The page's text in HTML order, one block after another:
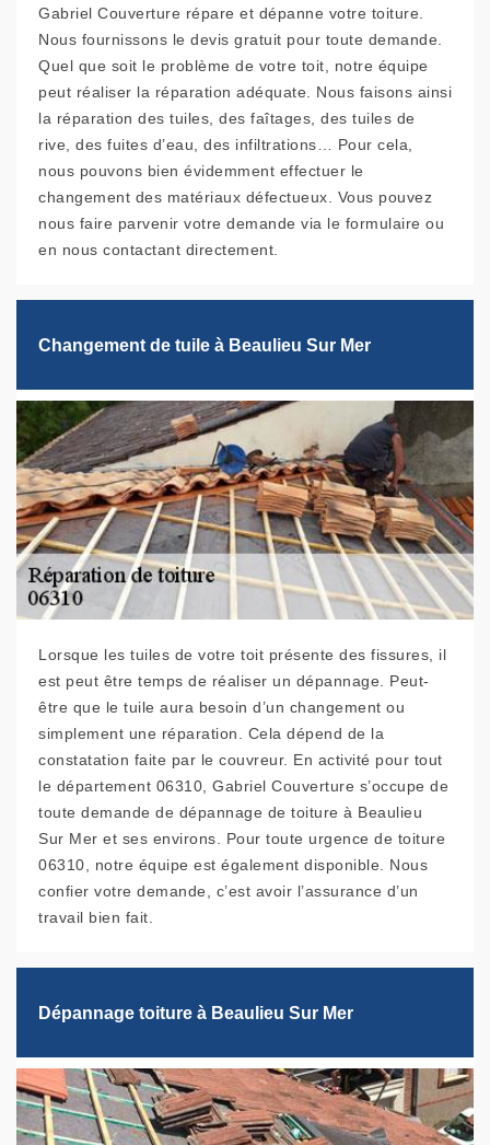
Gabriel Couverture répare et dépanne votre toiture.
Nous fournissons le devis gratuit pour toute demande.
Quel que soit le problème de votre toit, notre équipe
peut réaliser la réparation adéquate. Nous faisons ainsi
la réparation des tuiles, des faîtages, des tuiles de
rive, des fuites d’eau, des infiltrations… Pour cela,
nous pouvons bien évidemment effectuer le
changement des matériaux défectueux. Vous pouvez
nous faire parvenir votre demande via le formulaire ou
en nous contactant directement.
Changement de tuile à Beaulieu Sur Mer
Lorsque les tuiles de votre toit présente des fissures, il
est peut être temps de réaliser un dépannage. Peut-
être que le tuile aura besoin d’un changement ou
simplement une réparation. Cela dépend de la
constatation faite par le couvreur. En activité pour tout
le département 06310, Gabriel Couverture s’occupe de
toute demande de dépannage de toiture à Beaulieu
Sur Mer et ses environs. Pour toute urgence de toiture
06310, notre équipe est également disponible. Nous
confier votre demande, c’est avoir l’assurance d’un
travail bien fait.
Dépannage toiture à Beaulieu Sur Mer